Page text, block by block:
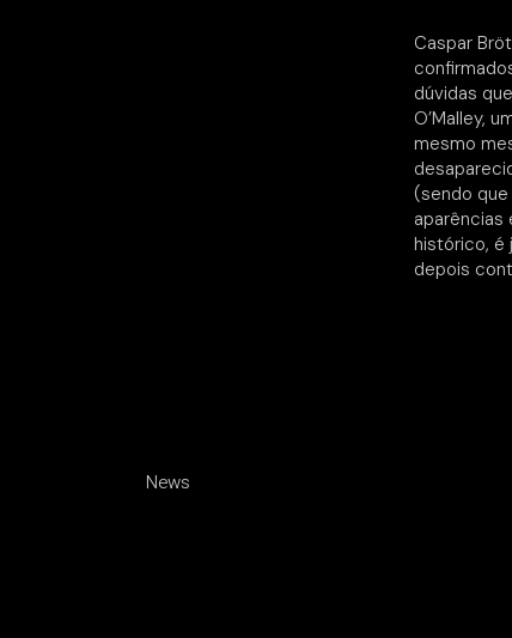
Caspar
dúvidas
O’Malley,
mesmo
(sendo
histórico, é
depois
News